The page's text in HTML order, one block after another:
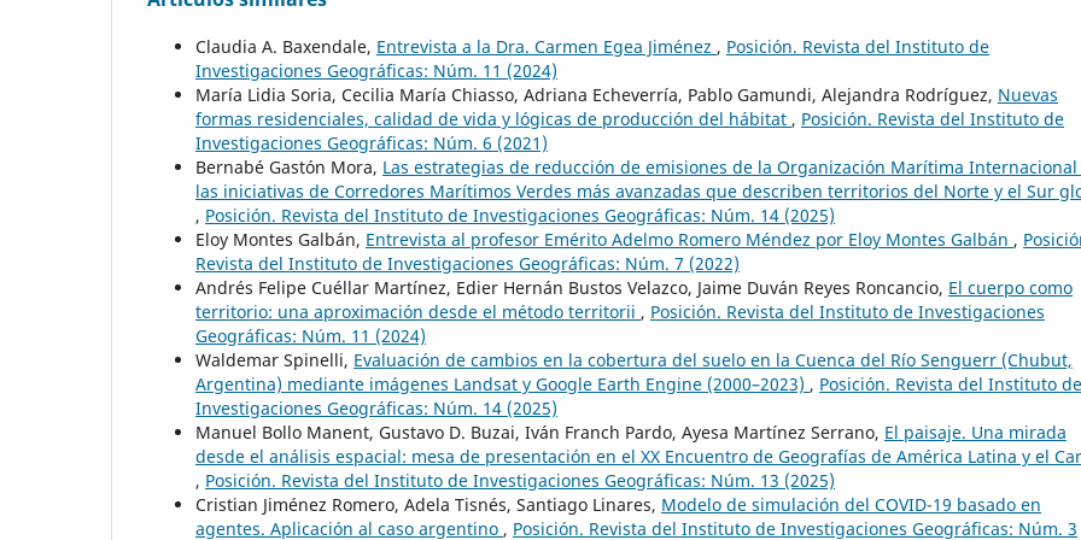
Claudia A. Baxendale, Entrevista a la Dra. Carmen Egea Jiménez , Posición. Revista del Instituto de
Investigaciones Geográficas: Núm. 11 (2024)
María Lidia Soria, Cecilia María Chiasso, Adriana Echeverría, Pablo Gamundi, Alejandra Rodríguez, Nuevas
formas residenciales, calidad de vida y lógicas de producción del hábitat , Posición. Revista del Instituto de
Investigaciones Geográficas: Núm. 6 (2021)
Bernabé Gastón Mora, Las estrategias de reducción de emisiones de la Organización Marítima Internacional
las iniciativas de Corredores Marítimos Verdes más avanzadas que describen territorios del Norte y el Sur
, Posición. Revista del Instituto de Investigaciones Geográficas: Núm. 14 (2025)
Eloy Montes Galbán, Entrevista al profesor Emérito Adelmo Romero Méndez por Eloy Montes Galbán ,
Revista del Instituto de Investigaciones Geográficas: Núm. 7 (2022)
Andrés Felipe Cuéllar Martínez, Edier Hernán Bustos Velazco, Jaime Duván Reyes Roncancio, El cuerpo como
territorio: una aproximación desde el método territorii , Posición. Revista del Instituto de Investigaciones
Geográficas: Núm. 11 (2024)
Waldemar Spinelli, Evaluación de cambios en la cobertura del suelo en la Cuenca del Río Senguerr (Chubut,
Argentina) mediante imágenes Landsat y Google Earth Engine (2000–2023) , Posición. Revista del Instituto de
Investigaciones Geográficas: Núm. 14 (2025)
Manuel Bollo Manent, Gustavo D. Buzai, Iván Franch Pardo, Ayesa Martínez Serrano, El paisaje. Una mirada
desde el análisis espacial: mesa de presentación en el XX Encuentro de Geografías de América Latina y el
, Posición. Revista del Instituto de Investigaciones Geográficas: Núm. 13 (2025)
Cristian Jiménez Romero, Adela Tisnés, Santiago Linares, Modelo de simulación del COVID-19 basado en
agentes. Aplicación al caso argentino , Posición. Revista del Instituto de Investigaciones Geográficas: Núm. 3